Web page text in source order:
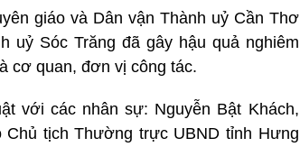
giáo và Dân vận Thành uỷ Cần Thơ
uỷ Sóc Trăng đã gây hậu quả nghiêm
cơ quan, đơn vị công tác.
với các nhân sự: Nguyễn Bật Khách,
tịch Thường trực UBND tỉnh Hưng